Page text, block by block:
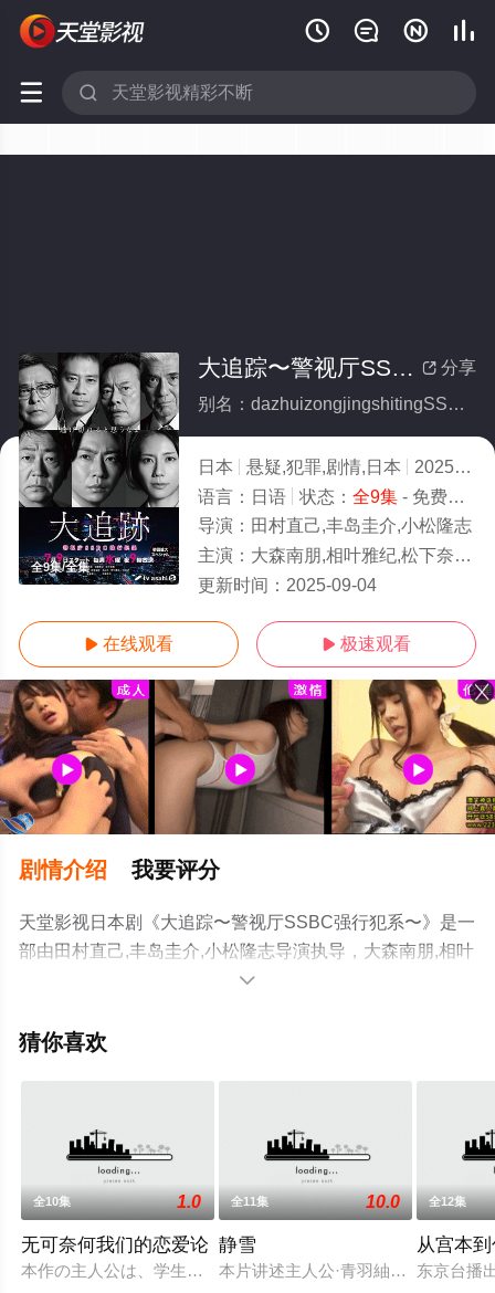
   
 
全9集/全集
 分享
大追踪〜警视厅SSBC强行犯系〜(全集)
别名：dazhuizongjingshitingSSBCqiangxingfanxi
日本 悬疑,犯罪,剧情,日本 2025
语言： 日语 状态： 全9集- 免费在线观看
导演： 田村直己,丰岛圭介,小松隆志
主演： 大森南朋,相叶雅纪,松下奈绪,伊藤淳史,高木雄也,足立梨花,丸山礼,野村康太
更新时间： 2025-09-04
 在线观看  极速观看
剧情介绍 我要评分
天堂影视日本剧《大追踪〜警视厅SSBC强行犯系〜》是一
部由田村直己,丰岛圭介,小松隆志导演执导，大森南朋,相叶
雅纪,松下奈绪,伊藤淳史,高木雄也,足立梨花,丸山礼,野村康
集），手机免费观看高清未删减完整版电视剧全集就上天

猜你喜欢
全10集 1.0
无可奈何我们的恋爱论
本作の主人公は、学生時代の恋愛にやり残した思いを抱える
全11集 10.0
静雪
本片讲述主人公·青羽紬（川口春奈
全12集
从宫本
东京台播